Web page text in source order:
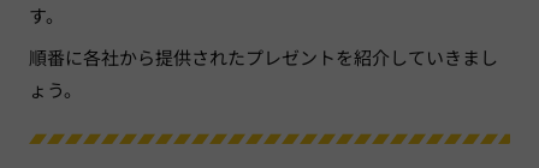
す。
順番に各社から提供されたプレゼントを紹介していきまし
ょう。